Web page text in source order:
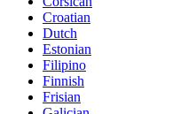
Croatian
Dutch
Estonian
Filipino
Finnish
Frisian